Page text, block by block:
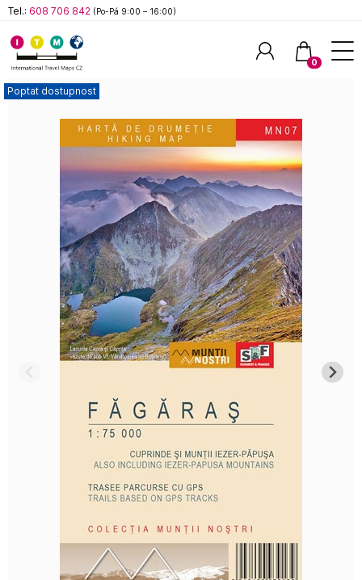
Poptat dostupnost
Tel.: 608 706 842 (Po-Pá 9:00 – 16:00)
0